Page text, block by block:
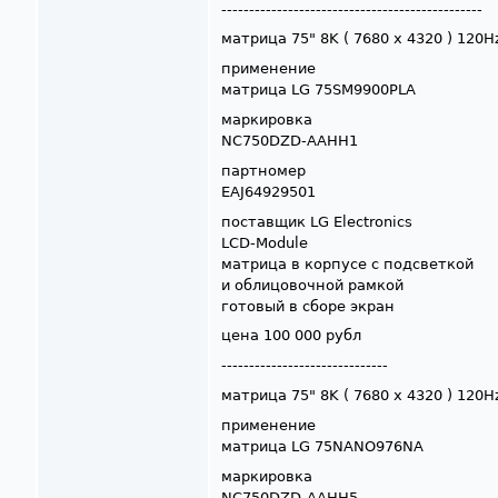
-----------------------------------------------
матрица 75" 8K ( 7680 x 4320 )
применение
матрица LG 75SM9900PLA
маркировка
NC750DZD-AAHH1
партномер
EAJ64929501
поставщик LG Electronics
LCD-Module
матрица в корпусе с подсветкой
и облицовочной рамкой
готовый в сборе экран
цена 100 000 рубл
------------------------------
матрица 75" 8K ( 7680 x 4320 )
применение
матрица LG 75NANO976NA
маркировка